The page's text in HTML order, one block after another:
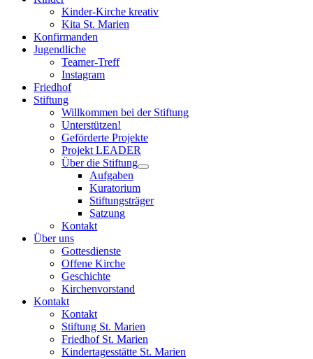
Kinder-Kirche kreativ
Kita St. Marien
Konfirmanden
Jugendliche
Teamer-Treff
Instagram
Friedhof
Stiftung
Willkommen bei der Stiftung
Unterstützen!
Geförderte Projekte
Projekt LEADER
Über die Stiftung
Aufgaben
Kuratorium
Stiftungsträger
Satzung
Kontakt
Über uns
Gottesdienste
Offene Kirche
Geschichte
Kirchenvorstand
Kontakt
Kontakt
Stiftung St. Marien
Friedhof St. Marien
Kindertagesstätte St. Marien